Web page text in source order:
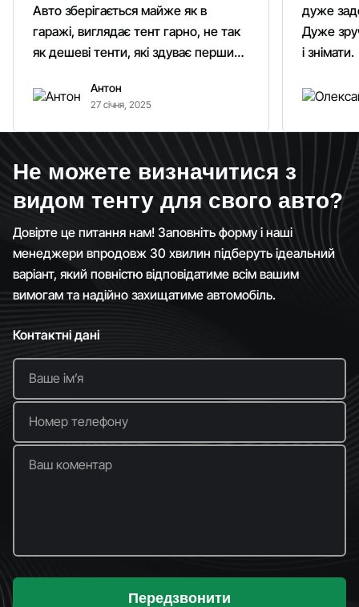
Авто зберігається майже як в
гаражі, виглядає тент гарно, не так
як дешеві тенти, які здуває першим
Рекомендую однозначно!
Антон
27 січня, 2025
дуже
Дуже
і знімати.
Не можете визначитися з
видом тенту для свого авто?
Довірте це питання нам! Заповніть форму і наші
менеджери впродовж 30 хвилин підберуть ідеальний
варіант, який повністю відповідатиме всім вашим
вимогам та надійно захищатиме автомобіль.
Контактні дані
Ваше імʼя
Номер телефону
Ваш коментар
Передзвонити